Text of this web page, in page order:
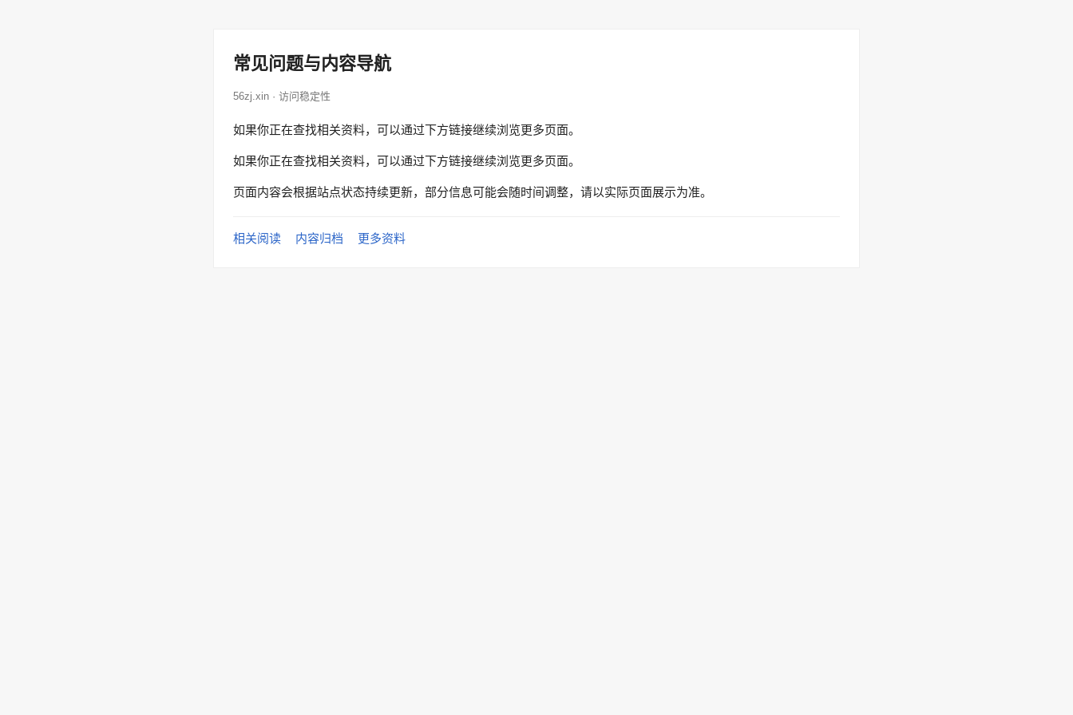
常见问题与内容导航
56zj.xin · 访问稳定性
如果你正在查找相关资料，可以通过下方链接继续浏览更多页面。
如果你正在查找相关资料，可以通过下方链接继续浏览更多页面。
页面内容会根据站点状态持续更新，部分信息可能会随时间调整，请以实际页面展示为准。
相关阅读 内容归档 更多资料